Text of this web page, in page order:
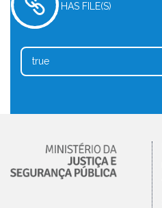
HAS FILE(S)
true